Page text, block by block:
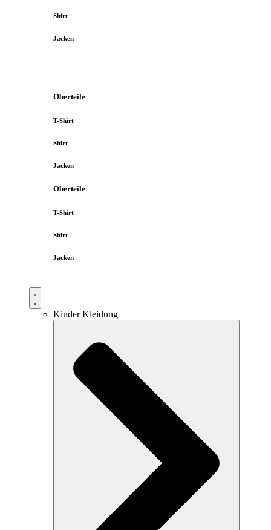
Shirt
Jacken
Oberteile
T-Shirt
Shirt
Jacken
Oberteile
T-Shirt
Shirt
Jacken
Kinder Kleidung